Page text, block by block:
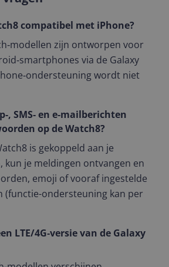
compatibel met iPhone?
zijn ontworpen voor
via de Galaxy
wordt niet
SMS‑ en e‑mailberichten
op de Watch8?
is gekoppeld aan je
kun je meldingen ontvangen en
emoji of vooraf ingestelde
(functie-ondersteuning kan per
LTE/4G‑versie van de Galaxy